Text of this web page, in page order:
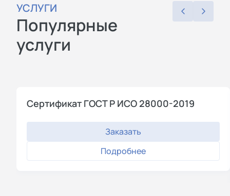
УСЛУГИ
Популярные
услуги
Сертификат ГОСТ Р ИСО 28000-2019
Заказать
Подробнее